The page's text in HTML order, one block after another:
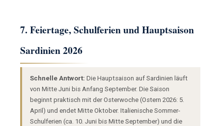
7. Feiertage, Schulferien und Hauptsaison
Sardinien 2026
Schnelle Antwort: Die Hauptsaison auf Sardinien läuft
von Mitte Juni bis Anfang September. Die Saison
beginnt praktisch mit der Osterwoche (Ostern 2026: 5.
April) und endet Mitte Oktober. Italienische Sommer-
Schulferien (ca. 10. Juni bis Mitte September) und die